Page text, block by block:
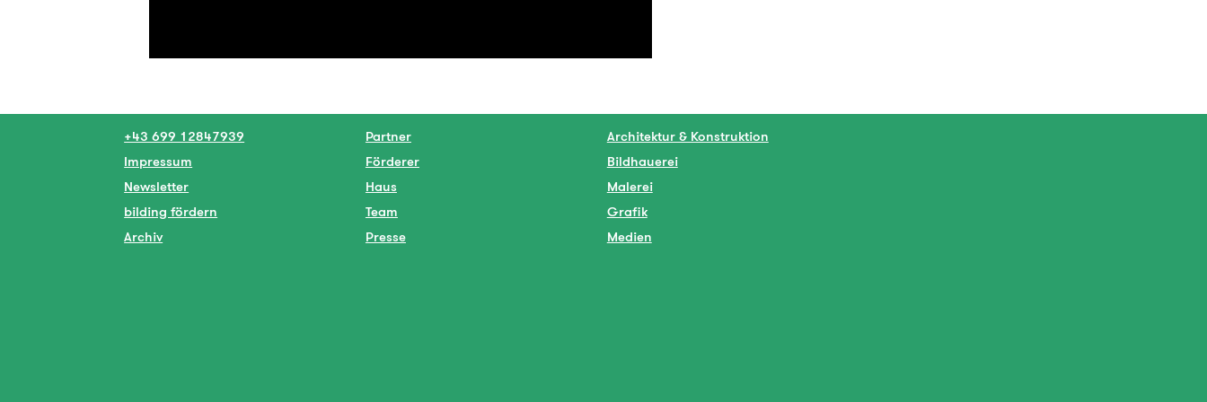
+43 699 12847939
Impressum
Newsletter
bilding fördern
Archiv
Partner
Förderer
Haus
Team
Presse
Architektur & Konstruktion
Bildhauerei
Malerei
Grafik
Medien